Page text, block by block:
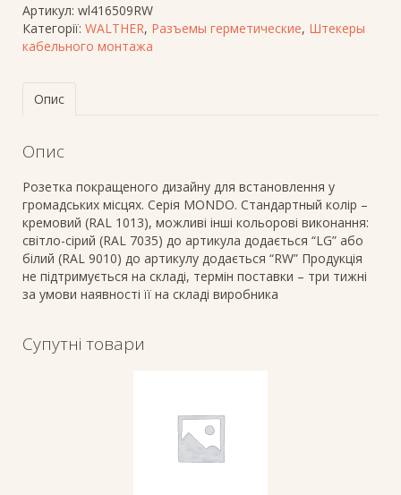
Артикул: wl416509RW
Категорії: WALTHER, Разъемы герметические, Штекеры
кабельного монтажа
Опис
Опис
Розетка покращеного дизайну для встановлення у
громадських місцях. Серія MONDO. Стандартный колір –
кремовий (RAL 1013), можливі інші кольорові виконання:
світло-сірий (RAL 7035) до артикула додається “LG” або
білий (RAL 9010) до артикулу додається “RW” Продукція
не підтримується на складі, термін поставки – три тижні
за умови наявності її на складі виробника
Супутні товари